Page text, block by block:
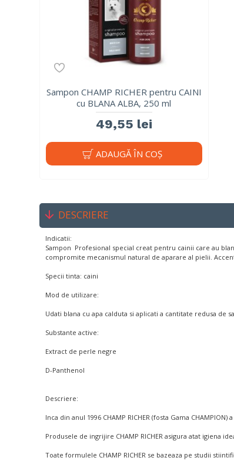
Sampon CHAMP RICHER pentru CAINI
cu BLANA ALBA, 250 ml
49,55 lei
ADAUGĂ ÎN COŞ
DESCRIERE
Indicatii:
Sampon Profesional special creat pentru cainii care au
compromite mecanismul natural de aparare al pielii.
Specii tinta: caini
Mod de utilizare:
Udati blana cu apa calduta si aplicati a cantitate redusa
Substante active:
Extract de perle negre
D-Panthenol
Descriere:
Inca din anul 1996 CHAMP RICHER (fosta Gama
Produsele de ingrijire CHAMP RICHER asigura atat igiena
Toate formulele CHAMP RICHER se bazeaza pe studii